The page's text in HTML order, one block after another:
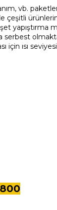
vb.
çeşitli
yapıştırma
için ısı